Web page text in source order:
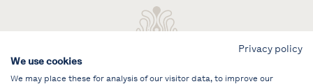
Privacy policy
We use cookies
We may place these for analysis of our visitor data, to improve our